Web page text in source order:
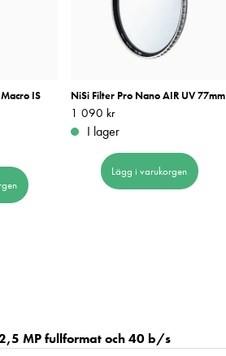
IS
NiSi Filter Pro Nano AIR UV 77mm
Pris:1 090 kr
1 090 kr
I lager
Lägg i varukorgen
MP fullformat och 40 b/s